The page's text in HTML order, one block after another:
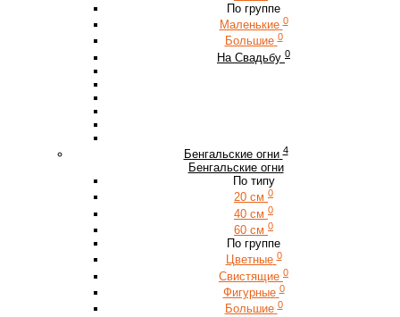
По группе
Маленькие 0
Большие 0
На Свадьбу 0
Бенгальские огни 4
Бенгальские огни
По типу
20 см 0
40 см 0
60 см 0
По группе
Цветные 0
Свистящие 0
Фигурные 0
Большие 0